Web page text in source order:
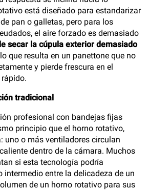
está diseñado para estandarizar
pan o galletas, pero para los
el aire forzado es demasiado
secar la cúpula exterior demasiado
que resulta en un panettone que no
y pierde frescura en el
tradicional
profesional con bandejas fijas
principio que el horno rotativo,
uno o más ventiladores circulan
dentro de la cámara. Muchos
si esta tecnología podría
intermedio entre la delicadeza de un
de un horno rotativo para sus